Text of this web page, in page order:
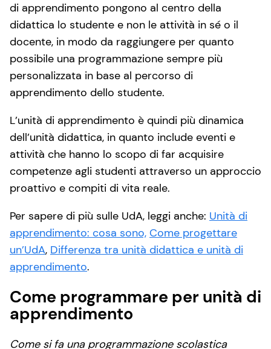
di apprendimento pongono al centro della
didattica lo studente e non le attività in sé o il
docente, in modo da raggiungere per quanto
possibile una programmazione sempre più
personalizzata in base al percorso di
apprendimento dello studente.
L’unità di apprendimento è quindi più dinamica
dell’unità didattica, in quanto include eventi e
attività che hanno lo scopo di far acquisire
competenze agli studenti attraverso un approccio
proattivo e compiti di vita reale.
Per sapere di più sulle UdA, leggi anche: Unità di
apprendimento: cosa sono, Come progettare
un’UdA, Differenza tra unità didattica e unità di
apprendimento.
Come programmare per unità di
apprendimento
Come si fa una programmazione scolastica